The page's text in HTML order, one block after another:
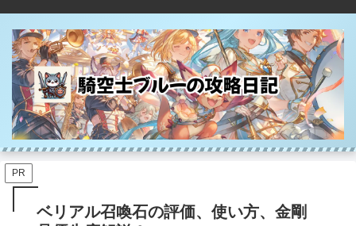
PR
ベリアル召喚石の評価、使い方、金剛